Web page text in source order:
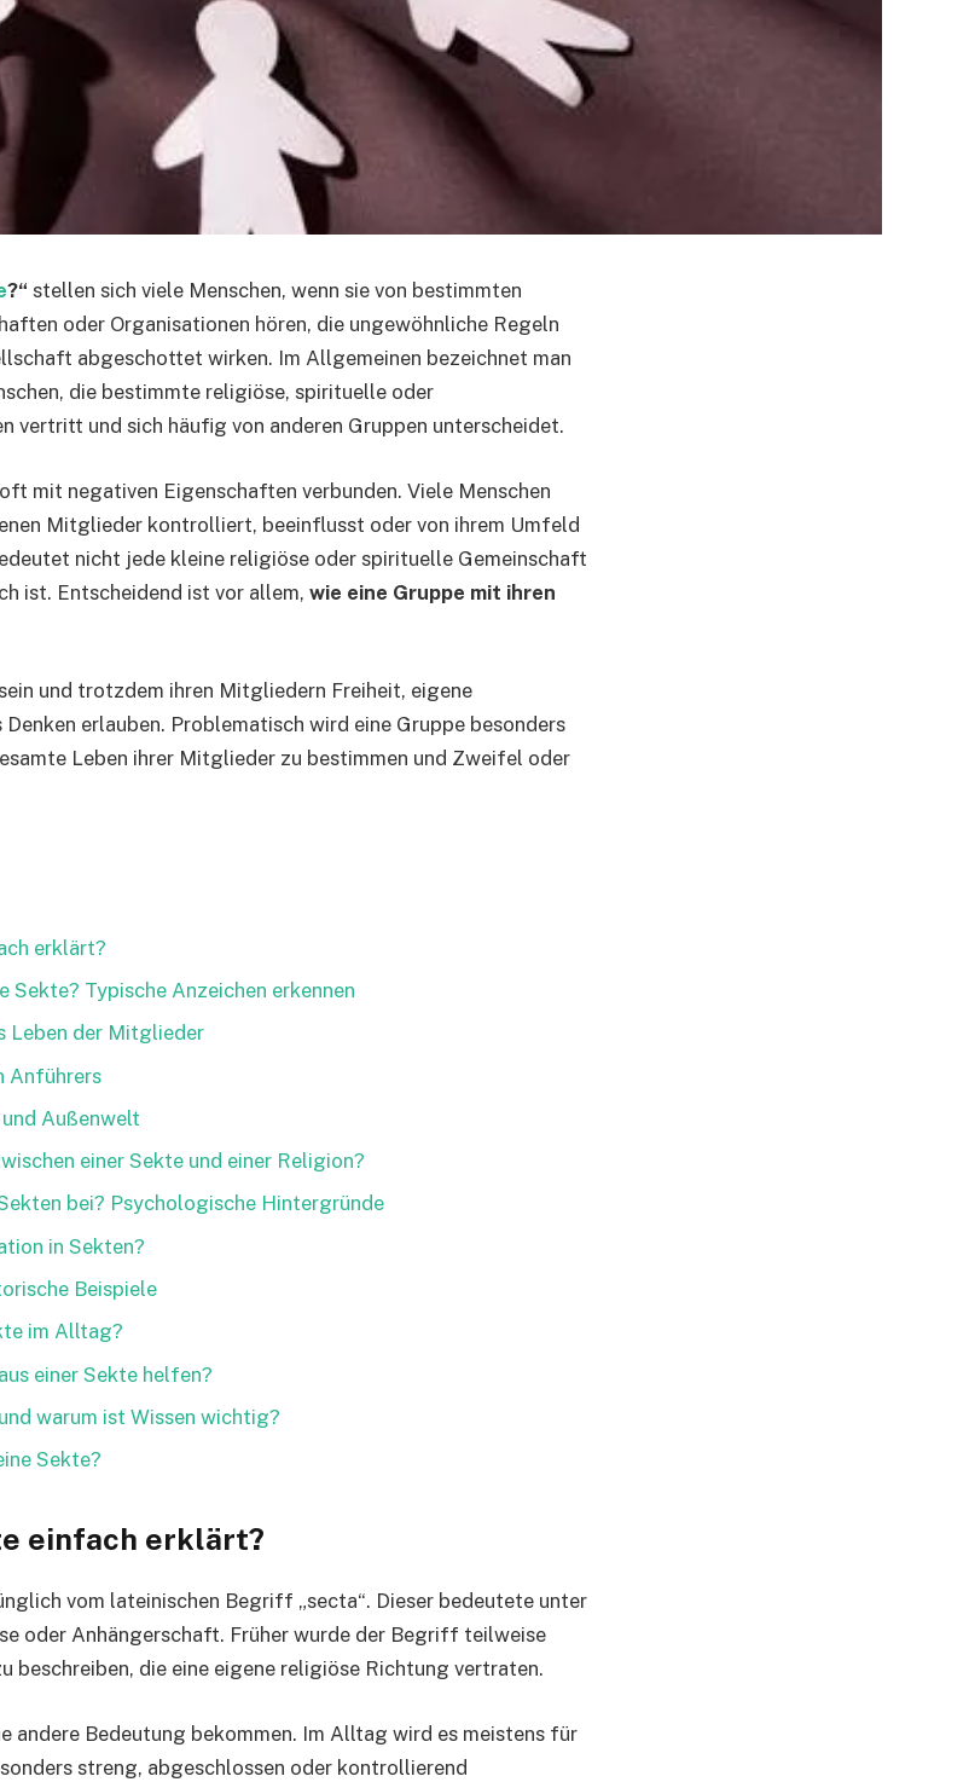
?“ stellen sich viele Menschen, wenn sie von bestimmten
oder Organisationen hören, die ungewöhnliche Regeln
abgeschottet wirken. Im Allgemeinen bezeichnet man
die bestimmte religiöse, spirituelle oder
vertritt und sich häufig von anderen Gruppen unterscheidet.
mit negativen Eigenschaften verbunden. Viele Menschen
Mitglieder kontrolliert, beeinflusst oder von ihrem Umfeld
nicht jede kleine religiöse oder spirituelle Gemeinschaft
ist. Entscheidend ist vor allem, wie eine Gruppe mit ihren
und trotzdem ihren Mitgliedern Freiheit, eigene
erlauben. Problematisch wird eine Gruppe besonders
Leben ihrer Mitglieder zu bestimmen und Zweifel oder
erklärt?
Sekte? Typische Anzeichen erkennen
Leben der Mitglieder
Anführers
Außenwelt
einer Sekte und einer Religion?
bei? Psychologische Hintergründe
in Sekten?
Beispiele
im Alltag?
einer Sekte helfen?
warum ist Wissen wichtig?
Sekte?
einfach erklärt?
vom lateinischen Begriff „secta“. Dieser bedeutete unter
oder Anhängerschaft. Früher wurde der Begriff teilweise
beschreiben, die eine eigene religiöse Richtung vertraten.
andere Bedeutung bekommen. Im Alltag wird es meistens für
streng, abgeschlossen oder kontrollierend